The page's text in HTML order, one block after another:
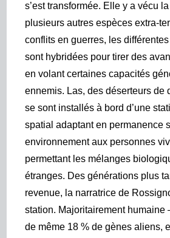
s’est transformée. Elle y a vécu
plusieurs autres espèces extra-
conflits en guerres, les
sont hybridées pour tirer des
en volant certaines capacités
ennemis. Las, des déserteurs de
se sont installés à bord d’une
spatial adaptant en permanence
environnement aux personnes
permettant les mélanges
étranges. Des générations plus
revenue, la narratrice de
station. Majoritairement humaine
de même 18 % de gènes aliens,